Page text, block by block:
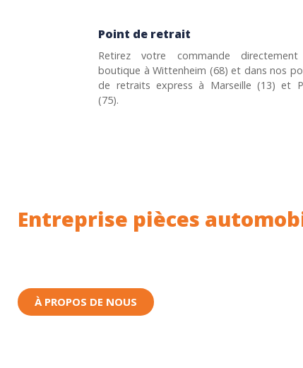
Point de retrait
Retirez votre commande
boutique à Wittenheim (68) et dans nos
de retraits express à Marseille (13) et
(75).
Entreprise pièces
À PROPOS DE NOUS